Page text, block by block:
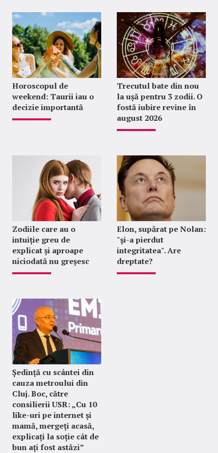
Horoscopul de
weekend: Taurii iau o
decizie importantă
Trecutul bate din nou
la ușă pentru 3 zodii. O
fostă iubire revine în
august 2026
Zodiile care au o
intuiție greu de
explicat și aproape
niciodată nu greșesc
Elon, supărat pe Nolan:
"şi-a pierdut
integritatea". Are
dreptate?
Ședință cu scântei din
cauza metroului din
Cluj. Boc, către
consilierii USR: „Cu 10
like-uri pe internet și
mamă, mergeți acasă,
explicați la soție cât de
bun ați fost astăzi”